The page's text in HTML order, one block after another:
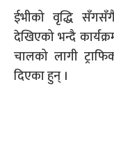
ईभीको वृद्धि
देखिएको भन्दै
चालको लागी
दिएका हुन् ।